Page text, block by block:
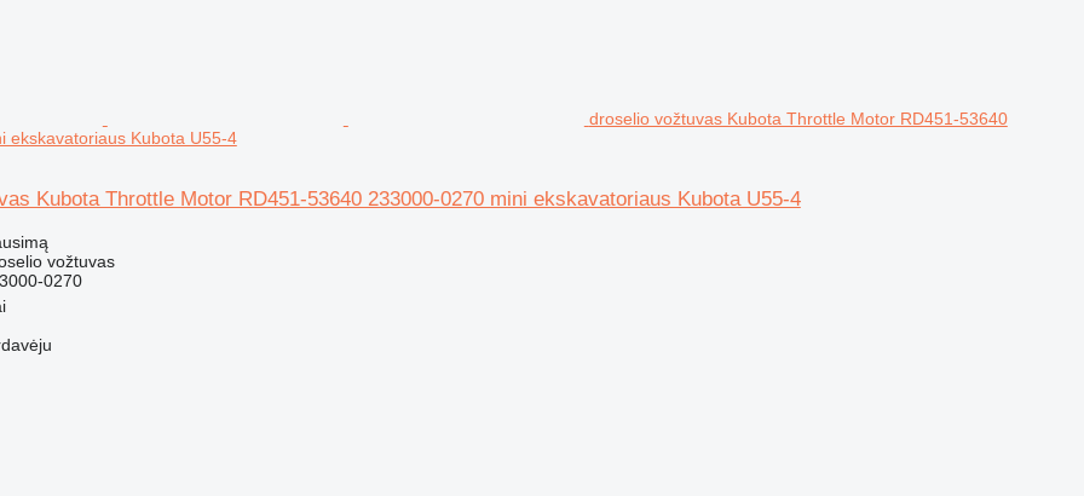
droselio vožtuvas Kubota Throttle Motor RD451-53640
ekskavatoriaus Kubota U55-4
Kubota Throttle Motor RD451-53640 233000-0270 mini ekskavatoriaus Kubota U55-4
vožtuvas
0270